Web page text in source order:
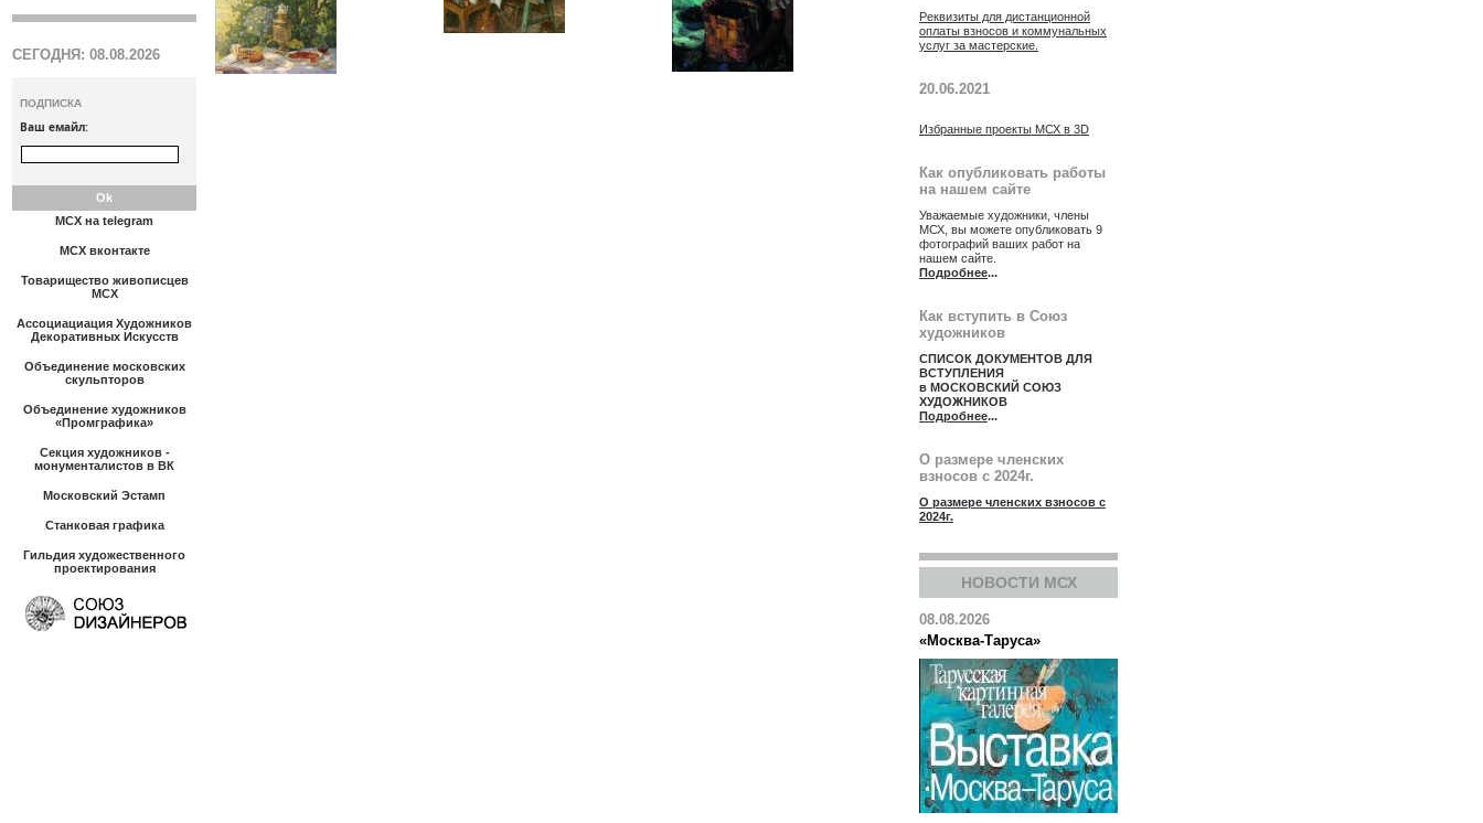
СЕГОДНЯ: 08.08.2026
ПОДПИСКА
Ваш емайл:
МСХ на telegram
МСХ вконтакте
Товарищество живописцев
МСХ
Ассоциациация Художников
Декоративных Искусств
Объединение московских
скульпторов
Объединение художников
«Промграфика»
Секция художников -
монументалистов в ВК
Московский Эстамп
Станковая графика
Гильдия художественного
проектирования
Реквизиты для дистанционной
оплаты взносов и коммунальных
услуг за мастерские.
20.06.2021
Избранные проекты МСХ в 3D
Как опубликовать работы
на нашем сайте
Уважаемые художники, члены
МСХ, вы можете опубликовать 9
фотографий ваших работ на
нашем сайте.
Подробнее...
Как вступить в Союз
художников
СПИСОК ДОКУМЕНТОВ ДЛЯ
ВСТУПЛЕНИЯ
в МОСКОВСКИЙ СОЮЗ
ХУДОЖНИКОВ
Подробнее...
О размере членских
взносов с 2024г.
О размере членских взносов с
2024г.
НОВОСТИ МСХ
08.08.2026
«Москва-Таруса»